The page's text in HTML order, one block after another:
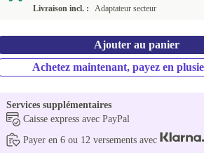
Livraison incl. :
Adaptateur secteur
Ajouter au panier
Achetez maintenant, payez en
Services supplémentaires
Caisse express avec PayPal
Payer en 6 ou 12 versements avec